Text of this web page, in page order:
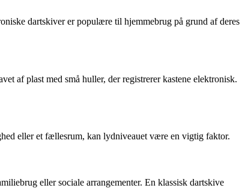
dartskiver er populære til hjemmebrug på grund af deres
af plast med små huller, der registrerer kastene elektronisk.
eller et fællesrum, kan lydniveauet være en vigtig faktor.
eller sociale arrangementer. En klassisk dartskive